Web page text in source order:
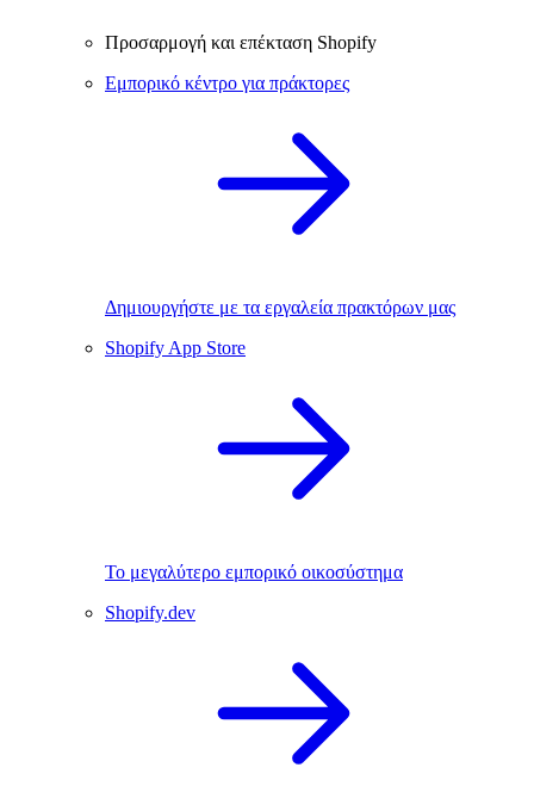
Προσαρμογή και επέκταση Shopify
Εμπορικό κέντρο για πράκτορες
Δημιουργήστε με τα εργαλεία πρακτόρων μας
Shopify App Store
Το μεγαλύτερο εμπορικό οικοσύστημα
Shopify.dev